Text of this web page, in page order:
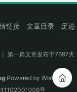
链接 文章目录
足迹
第一篇文章发布于7697天
Powered by WordPress
号